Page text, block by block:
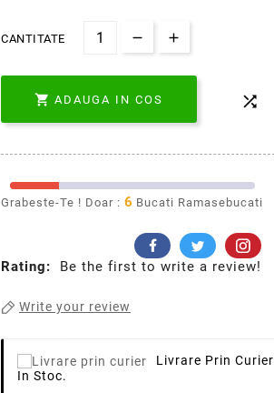
CANTITATE
 ADAUGA IN COS 
Grabeste-Te ! Doar : 6 Bucati Ramasebucati
Rating: Be the first to write a review!
Write your review
Livrare Prin Curier
In Stoc.